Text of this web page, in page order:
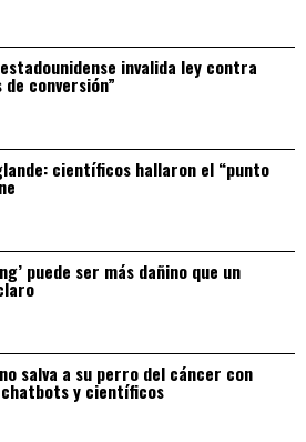
invalida ley contra
conversión”
científicos hallaron el “punto
puede ser más dañino que un
salva a su perro del cáncer con
chatbots y científicos